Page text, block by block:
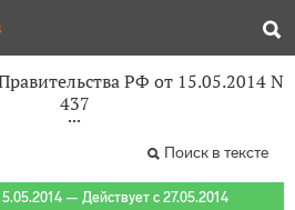
РФ от 15.05.2014 N
437
Поиск в тексте
— Действует с 27.05.2014